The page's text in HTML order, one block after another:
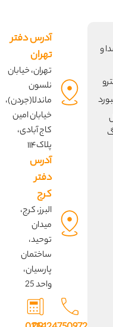
و
آدرس دفتر
تهران
تهران، خیابان
نلسون
ماندلا(جردن)،
خیابان امین
کاج آبادی،
پلاک۱۱۴
آدرس
دفتر
کرج
البرز، کرج،
میدان
توحید،
ساختمان
پارسیان،
واحد 25